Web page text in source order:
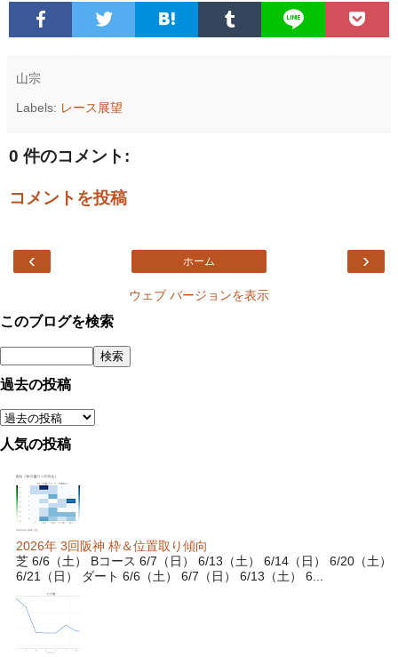
山宗
Labels: レース展望
0 件のコメント:
コメントを投稿
‹ ›
ホーム
ウェブ バージョンを表示
このブログを検索
過去の投稿
人気の投稿
2026年 3回阪神 枠＆位置取り傾向
芝 6/6（土） Bコース 6/7（日） 6/13（土） 6/14（日） 6/20（土）
6/21（日） ダート 6/6（土） 6/7（日） 6/13（土） 6...